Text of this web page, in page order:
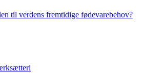
til verdens fremtidige fødevarebehov?